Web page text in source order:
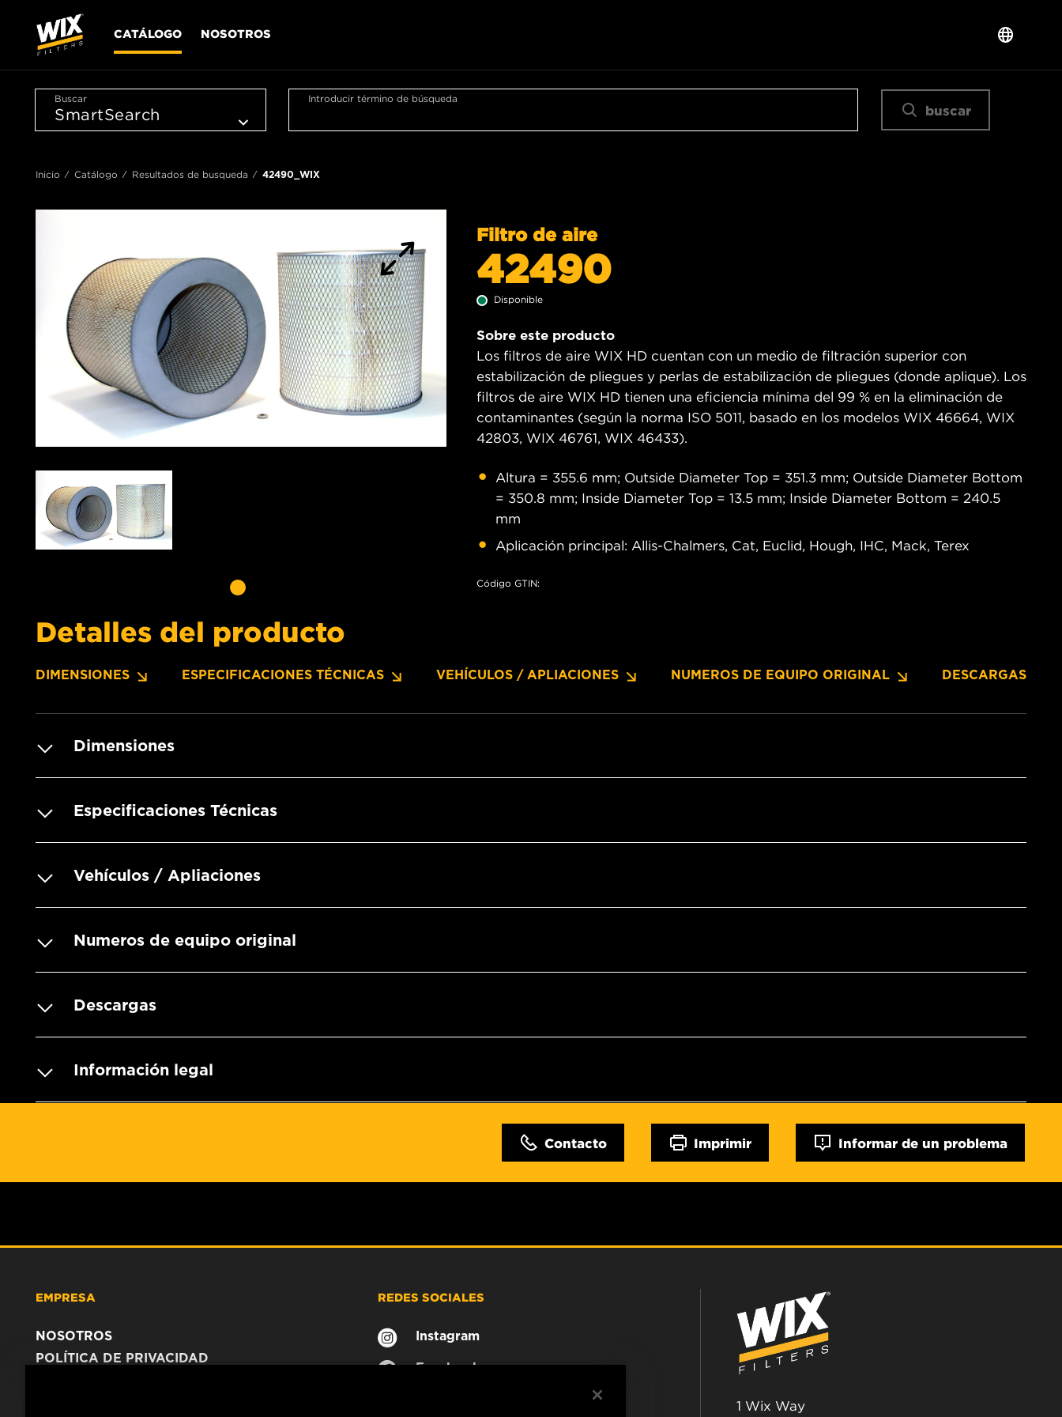
CATÁLOGO NOSOTROS
Buscar Introducir término de búsqueda
buscar
Inicio Catálogo Resultados de busqueda 42490_WIX
Filtro de aire
42490
Disponible
Sobre este producto
Los filtros de aire WIX HD cuentan con un medio de filtración superior con
estabilización de pliegues y perlas de estabilización de pliegues (donde aplique). Los
filtros de aire WIX HD tienen una eficiencia mínima del 99 % en la eliminación de
contaminantes (según la norma ISO 5011, basado en los modelos WIX 46664, WIX
42803, WIX 46761, WIX 46433).
Altura = 355.6 mm; Outside Diameter Top = 351.3 mm; Outside Diameter Bottom
= 350.8 mm; Inside Diameter Top = 13.5 mm; Inside Diameter Bottom = 240.5
mm
Aplicación principal: Allis-Chalmers, Cat, Euclid, Hough, IHC, Mack, Terex
Código GTIN:
Detalles del producto
DIMENSIONES ESPECIFICACIONES TÉCNICAS VEHÍCULOS / APLIACIONES NUMEROS DE EQUIPO ORIGINAL DESCARGAS
Dimensiones
Especificaciones Técnicas
Vehículos / Apliaciones
Numeros de equipo original
Descargas
Información legal
Contacto Imprimir Informar de un problema
EMPRESA
NOSOTROS
POLÍTICA DE PRIVACIDAD
REDES SOCIALES
Instagram
Facebook
1 Wix Way